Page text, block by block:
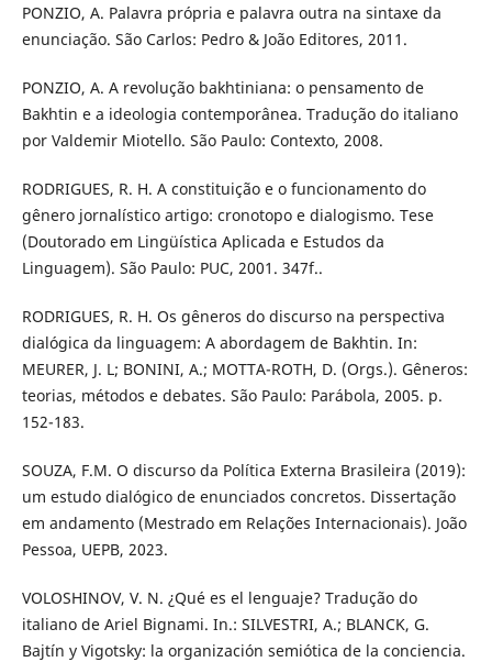
PONZIO, A. Palavra própria e palavra outra na sintaxe da
enunciação. São Carlos: Pedro & João Editores, 2011.
PONZIO, A. A revolução bakhtiniana: o pensamento de
Bakhtin e a ideologia contemporânea. Tradução do italiano
por Valdemir Miotello. São Paulo: Contexto, 2008.
RODRIGUES, R. H. A constituição e o funcionamento do
gênero jornalístico artigo: cronotopo e dialogismo. Tese
(Doutorado em Lingüística Aplicada e Estudos da
Linguagem). São Paulo: PUC, 2001. 347f..
RODRIGUES, R. H. Os gêneros do discurso na perspectiva
dialógica da linguagem: A abordagem de Bakhtin. In:
MEURER, J. L; BONINI, A.; MOTTA-ROTH, D. (Orgs.). Gêneros:
teorias, métodos e debates. São Paulo: Parábola, 2005. p.
152-183.
SOUZA, F.M. O discurso da Política Externa Brasileira (2019):
um estudo dialógico de enunciados concretos. Dissertação
em andamento (Mestrado em Relações Internacionais). João
Pessoa, UEPB, 2023.
VOLOSHINOV, V. N. ¿Qué es el lenguaje? Tradução do
italiano de Ariel Bignami. In.: SILVESTRI, A.; BLANCK, G.
Bajtín y Vigotsky: la organización semiótica de la conciencia.